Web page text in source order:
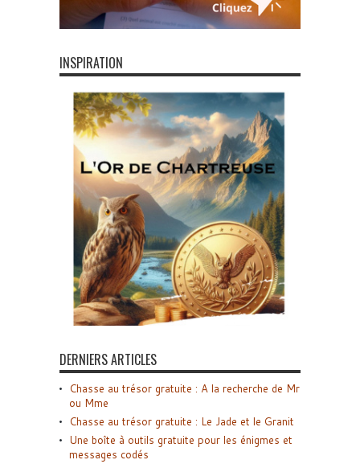
INSPIRATION
DERNIERS ARTICLES
Chasse au trésor gratuite : A la recherche de Mr
ou Mme
Chasse au trésor gratuite : Le Jade et le Granit
Une boîte à outils gratuite pour les énigmes et
messages codés